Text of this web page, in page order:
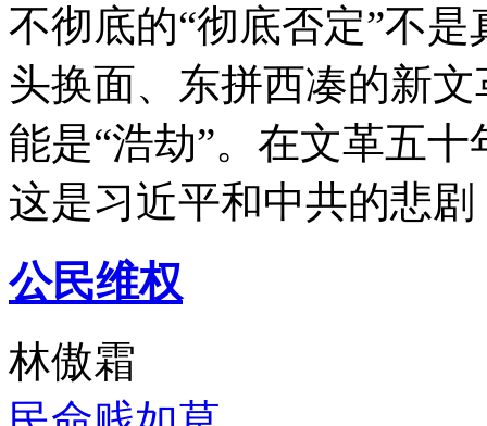
不彻底的“彻底否定”不
头换面、东拼西凑的新
能是“浩劫”。在文革五
这是习近平和中共的悲
公民维权
林傲霜